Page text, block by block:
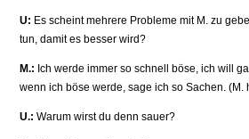
U: Es scheint mehrere Probleme mit M. zu
tun, damit es besser wird?
M.: Ich werde immer so schnell böse, ich will
wenn ich böse werde, sage ich so Sachen. (M.
U.: Warum wirst du denn sauer?